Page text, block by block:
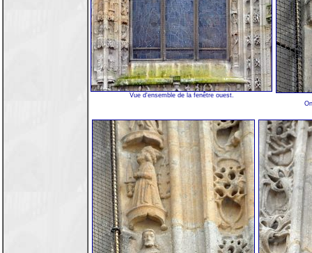
Vue d'ensemble de la fenêtre ouest.